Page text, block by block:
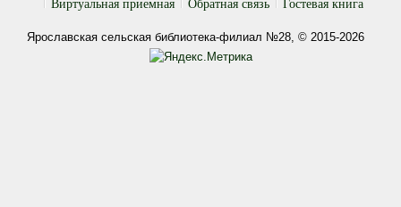
Виртуальная приемная
Обратная связь Гостевая книга
Ярославская сельская библиотека-филиал №28, © 2015-2026